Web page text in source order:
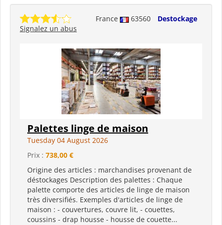
France 63560
Destockage
Signalez un abus
Palettes linge de maison
Tuesday 04 August 2026
Prix : 738,00 €
Origine des articles : marchandises provenant de
déstockages Description des palettes : Chaque
palette comporte des articles de linge de maison
très diversifiés. Exemples d'articles de linge de
maison : - couvertures, couvre lit, - couettes,
coussins - drap housse - housse de couette...